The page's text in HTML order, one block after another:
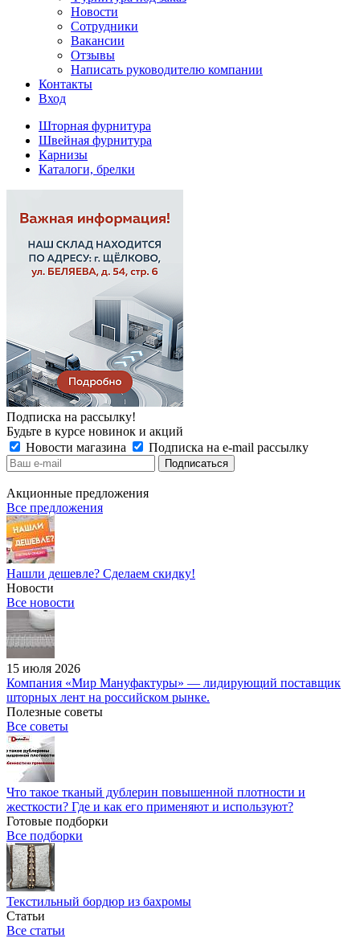
Новости
Сотрудники
Вакансии
Отзывы
Написать руководителю компании
Контакты
Вход
Шторная фурнитура
Швейная фурнитура
Карнизы
Каталоги, брелки
Подписка на рассылку!
Будьте в курсе новинок и акций
Новости магазина
Подписка на e-mail рассылку
Акционные предложения
Все предложения
Нашли дешевле? Сделаем скидку!
Новости
Все новости
15 июля 2026
Компания «Мир Мануфактуры» — лидирующий поставщик
шторных лент на российском рынке.
Полезные советы
Все советы
Что такое тканый дублерин повышенной плотности и
жесткости? Где и как его применяют и используют?
Готовые подборки
Все подборки
Текстильный бордюр из бахромы
Статьи
Все статьи